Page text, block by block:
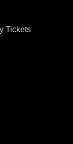
Tickets